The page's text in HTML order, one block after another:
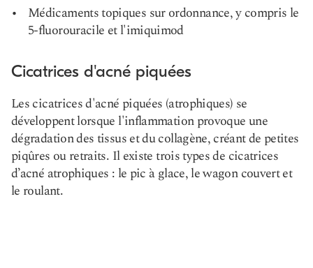
Médicaments topiques sur ordonnance, y compris le
5-fluorouracile et l'imiquimod
Cicatrices d'acné piquées
Les cicatrices d'acné piquées (atrophiques) se
développent lorsque l'inflammation provoque une
dégradation des tissus et du collagène, créant de petites
piqûres ou retraits. Il existe trois types de cicatrices
d’acné atrophiques : le pic à glace, le wagon couvert et
le roulant.